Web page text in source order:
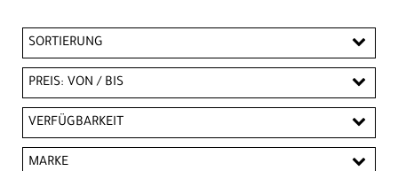
SORTIERUNG
PREIS: VON / BIS
CHF
VERFÜGBARKEIT
MARKE